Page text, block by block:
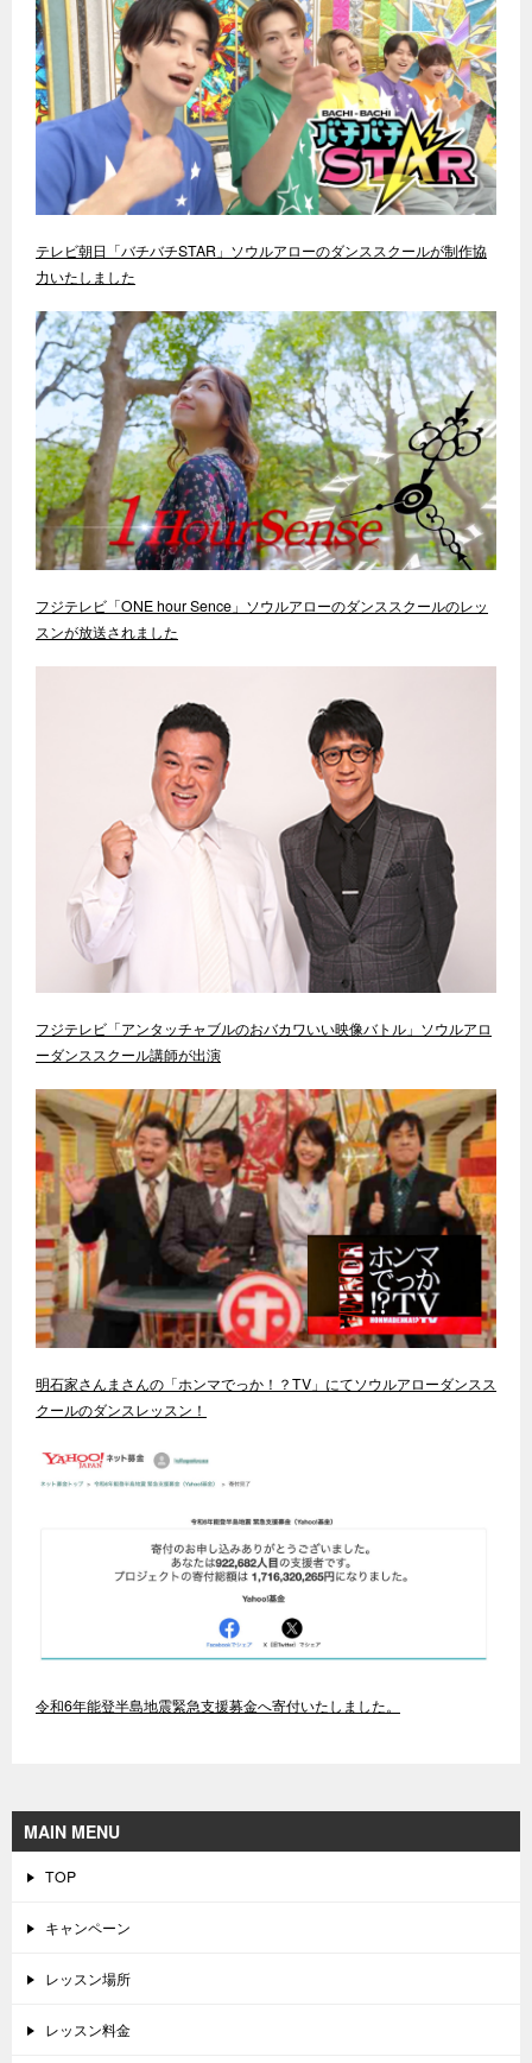
テレビ朝日「バチバチSTAR」ソウルアローのダンススクールが制作協
力いたしました
フジテレビ「ONE hour Sence」ソウルアローのダンススクールのレッ
スンが放送されました
フジテレビ「アンタッチャブルのおバカワいい映像バトル」ソウルアロ
ーダンススクール講師が出演
明石家さんまさんの「ホンマでっか！？TV」にてソウルアローダンスス
クールのダンスレッスン！
令和6年能登半島地震緊急支援募金へ寄付いたしました。
MAIN MENU
TOP
キャンペーン
レッスン場所
レッスン料金